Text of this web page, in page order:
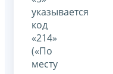
указывается
код
«214»
(«По
месту